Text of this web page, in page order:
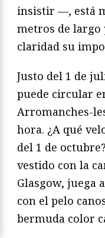
insistir —, está
metros de largo
claridad su
Justo del 1 de
puede circular
Arromanches-
hora. ¿A qué
del 1 de
vestido con la
Glasgow, juega
con el pelo
bermuda color